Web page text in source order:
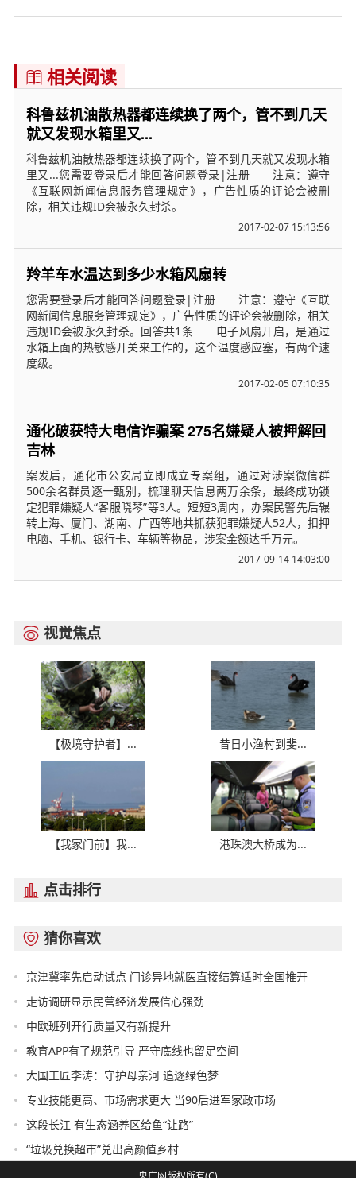
 相关阅读
科鲁兹机油散热器都连续换了两个，管不到几天
就又发现水箱里又...
科鲁兹机油散热器都连续换了两个，管不到几天就又发现水箱
里又...您需要登录后才能回答问题登录|注册 注意：遵守
《互联网新闻信息服务管理规定》，广告性质的评论会被删
除，相关违规ID会被永久封杀。
2017-02-07 15:13:56
羚羊车水温达到多少水箱风扇转
您需要登录后才能回答问题登录|注册 注意：遵守《互联
网新闻信息服务管理规定》，广告性质的评论会被删除，相关
违规ID会被永久封杀。回答共1条 电子风扇开启，是通过
水箱上面的热敏感开关来工作的，这个温度感应塞，有两个速
度级。
2017-02-05 07:10:35
通化破获特大电信诈骗案 275名嫌疑人被押解回
吉林
案发后，通化市公安局立即成立专案组，通过对涉案微信群
500余名群员逐一甄别，梳理聊天信息两万余条，最终成功锁
定犯罪嫌疑人“客服晓琴”等3人。短短3周内，办案民警先后辗
转上海、厦门、湖南、广西等地共抓获犯罪嫌疑人52人，扣押
电脑、手机、银行卡、车辆等物品，涉案金额达千万元。
2017-09-14 14:03:00
 视觉焦点
【极境守护者】... 昔日小渔村到斐...
【我家门前】我... 港珠澳大桥成为...
 点击排行
 猜你喜欢
京津冀率先启动试点 门诊异地就医直接结算适时全国推开
走访调研显示民营经济发展信心强劲
中欧班列开行质量又有新提升
教育APP有了规范引导 严守底线也留足空间
大国工匠李涛：守护母亲河 追逐绿色梦
专业技能更高、市场需求更大 当90后进军家政市场
这段长江 有生态涵养区给鱼“让路”
“垃圾兑换超市”兑出高颜值乡村